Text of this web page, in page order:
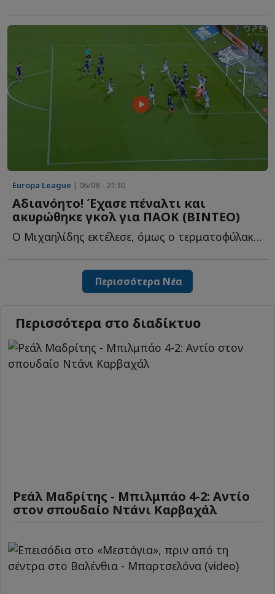
Europa League | 06/08 - 21:30
Αδιανόητο! Έχασε πέναλτι και
ακυρώθηκε γκολ για ΠΑΟΚ (ΒΙΝΤΕΟ)
Ο Μιχαηλίδης εκτέλεσε, όμως ο τερματοφύλακας Κόσεμανς α...
Περισσότερα Νέα
Περισσότερα στο διαδίκτυο
Ρεάλ Μαδρίτης - Μπιλμπάο 4-2: Αντίο
στον σπουδαίο Ντάνι Καρβαχάλ